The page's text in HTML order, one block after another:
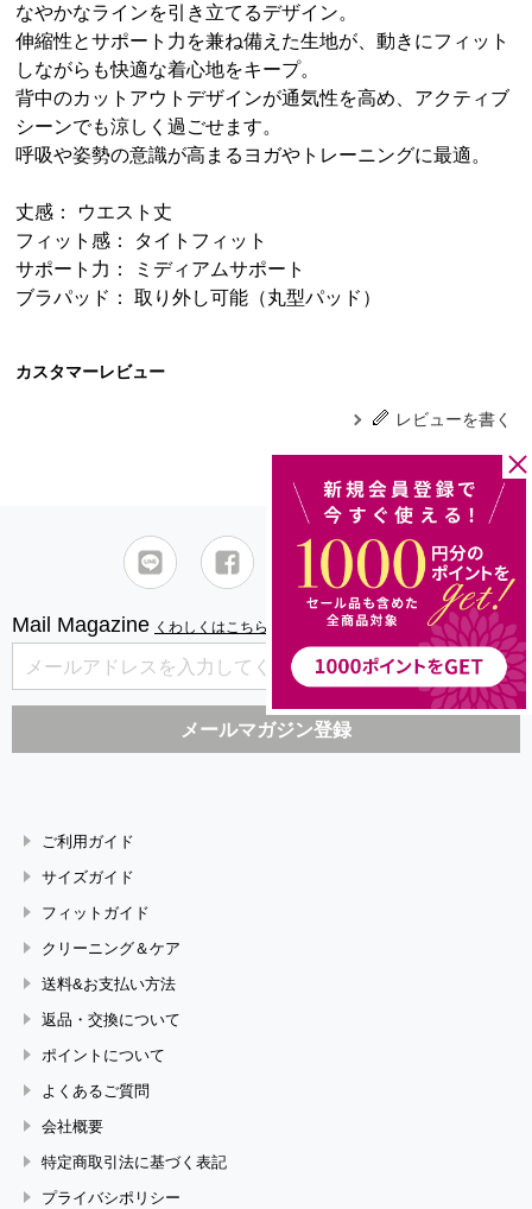
なやかなラインを引き立てるデザイン。
伸縮性とサポート力を兼ね備えた生地が、動きにフィット
しながらも快適な着心地をキープ。
背中のカットアウトデザインが通気性を高め、アクティブ
シーンでも涼しく過ごせます。
呼吸や姿勢の意識が高まるヨガやトレーニングに最適。
丈感： ウエスト丈
フィット感： タイトフィット
サポート力： ミディアムサポート
ブラパッド： 取り外し可能（丸型パッド）
カスタマーレビュー
レビューを書く
Mail Magazine くわしくはこちら
ご利用ガイド
サイズガイド
フィットガイド
クリーニング＆ケア
送料&お支払い方法
返品・交換について
ポイントについて
よくあるご質問
会社概要
特定商取引法に基づく表記
プライバシポリシー